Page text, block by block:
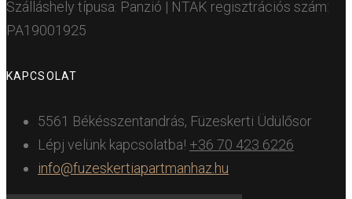
Szálláshely típusa: Panzió | NTAK regisztrációs szám:
PA19001925
KAPCSOLAT
5561 Békésszentandrás, Füzeskerti Üdülősor
Lépj velünk kapcsolatba! +36 70 423 6226
info@fuzeskertiapartmanhaz.hu